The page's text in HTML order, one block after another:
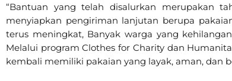
“Bantuan yang telah disalurkan merupakan
menyiapkan pengiriman lanjutan berupa
terus meningkat, Banyak warga yang
Melalui program Clothes for Charity dan
kembali memiliki pakaian yang layak, aman, dan